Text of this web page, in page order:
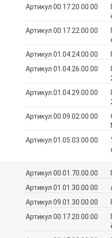
Артикул 00.17.20.00.00
Артикул 00.17.22.00.00
Артикул 01.04.24.00.00
Артикул 01.04.26.00.00
Артикул 01.04.29.00.00
Артикул 00.09.02.00.00
Артикул 01.05.03.00.00
Артикул 00.01.70.00.00
Артикул 01.01.30.00.00
Артикул 09.01.30.00.00
Артикул 00.17.20.00.00